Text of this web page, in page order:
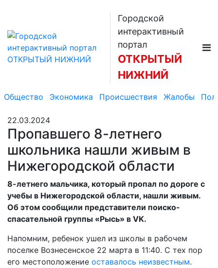
Городской
интерактивный
портал
ОТКРЫТЫЙ
НИЖНИЙ
Общество Экономика Происшествия Жалобы
22.03.2024
Пропавшего 8-летнего
школьника нашли живым в
Нижегородской области
8-летнего мальчика, который пропал по дороге с
учебы в Нижегородской области, нашли живым.
Об этом сообщили представители поиско-
спасательной группы «Рысь» в VK.
Напомним, ребенок ушел из школы в рабочем
поселке Вознесенское 22 марта в 11:40. С тех пор
его местоположение оставалось неизвестным.